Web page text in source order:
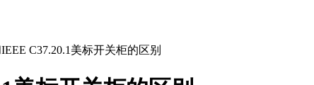
C37.20.1美标开关柜的区别